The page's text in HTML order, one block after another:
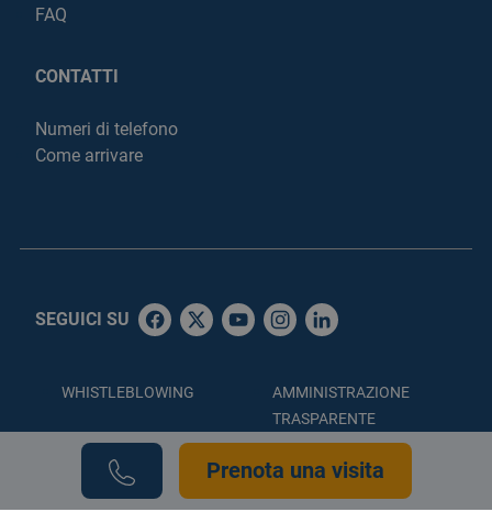
FAQ
CONTATTI
Numeri di telefono
Come arrivare
SEGUICI SU
WHISTLEBLOWING
AMMINISTRAZIONE
TRASPARENTE
ACCESSIBILITÀ
COOKIE POLICY
Prenota una visita